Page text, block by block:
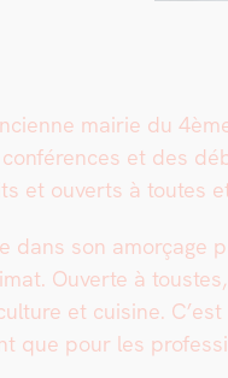
mairie du
et des
et ouverts à toutes
dans son amorçage
Ouverte à
et cui­sine.
que pour les